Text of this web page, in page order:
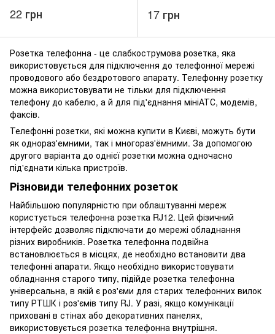
22 грн 17 грн
Розетка телефонна - це слабкострумова розетка, яка
використовується для підключення до телефонної мережі
проводового або бездротового апарату. Телефонну розетку
можна використовувати не тільки для підключення
телефону до кабелю, а й для під'єднання мініАТС, модемів,
факсів.
Телефонні розетки, які можна купити в Києві, можуть бути
як однораз'емними, так і многораз'ёмними. За допомогою
другого варіанта до однієї розетки можна одночасно
під'єднати кілька пристроїв.
Різновиди телефонних розеток
Найбільшою популярністю при облаштуванні мереж
користується телефонна розетка RJ12. Цей фізичний
інтерфейс дозволяє підключати до мережі обладнання
різних виробників. Розетка телефонна подвійна
встановлюється в місцях, де необхідно встановити два
телефонні апарати. Якщо необхідно використовувати
обладнання старого типу, підійде розетка телефонна
універсальна, в якій є роз'єми для старих телефонних вилок
типу РТШК і роз'ємів типу RJ. У разі, якщо комунікації
приховані в стінах або декоративних панелях,
використовується розетка телефонна внутрішня.